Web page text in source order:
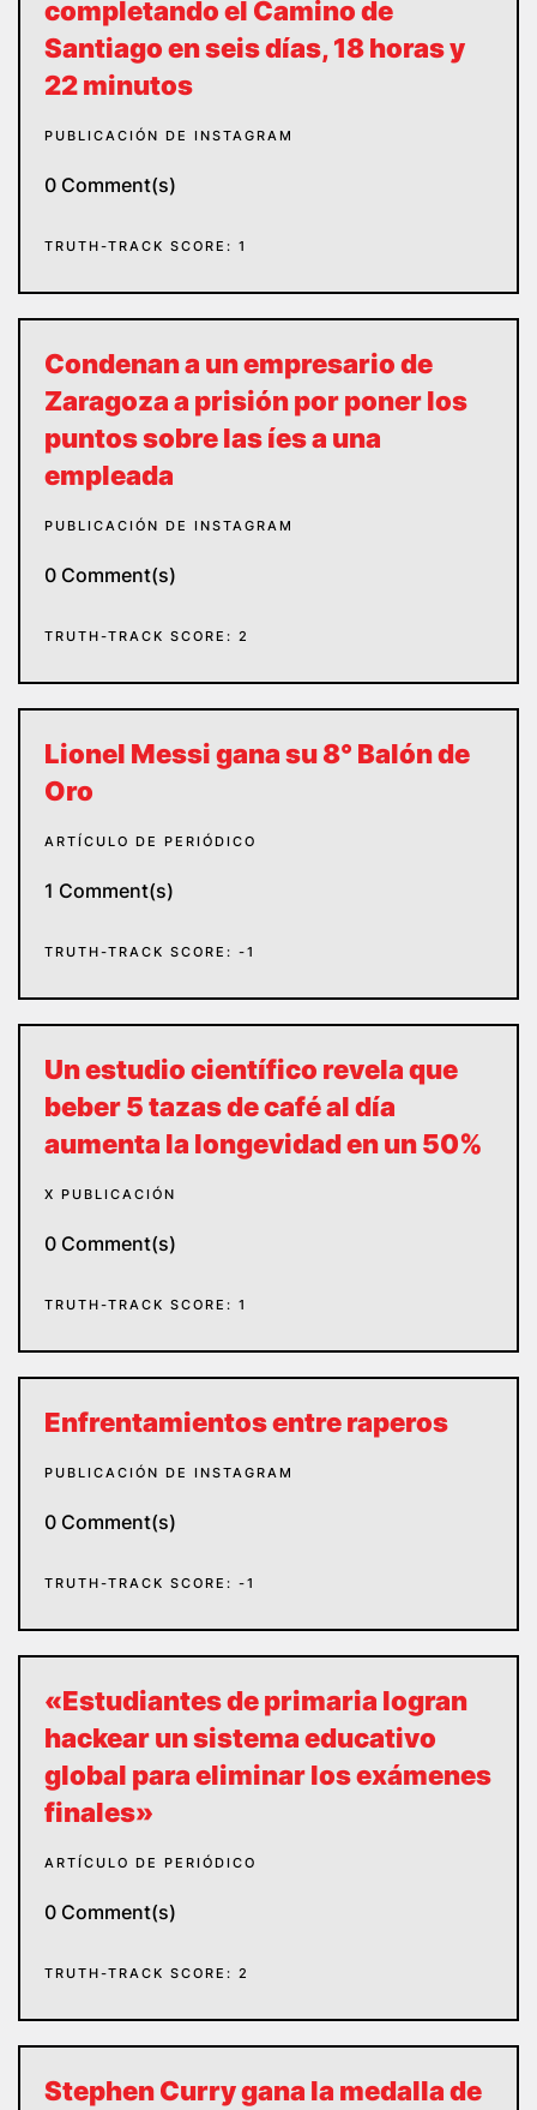
completando el Camino de
Santiago en seis días, 18 horas y
22 minutos
PUBLICACIÓN DE INSTAGRAM
0 Comment(s)
TRUTH-TRACK SCORE: 1
Condenan a un empresario de
Zaragoza a prisión por poner los
puntos sobre las íes a una
empleada
PUBLICACIÓN DE INSTAGRAM
0 Comment(s)
TRUTH-TRACK SCORE: 2
Lionel Messi gana su 8° Balón de
Oro
ARTÍCULO DE PERIÓDICO
1 Comment(s)
TRUTH-TRACK SCORE: -1
Un estudio científico revela que
beber 5 tazas de café al día
aumenta la longevidad en un 50%
X PUBLICACIÓN
0 Comment(s)
TRUTH-TRACK SCORE: 1
Enfrentamientos entre raperos
PUBLICACIÓN DE INSTAGRAM
0 Comment(s)
TRUTH-TRACK SCORE: -1
«Estudiantes de primaria logran
hackear un sistema educativo
global para eliminar los exámenes
finales»
ARTÍCULO DE PERIÓDICO
0 Comment(s)
TRUTH-TRACK SCORE: 2
Stephen Curry gana la medalla de